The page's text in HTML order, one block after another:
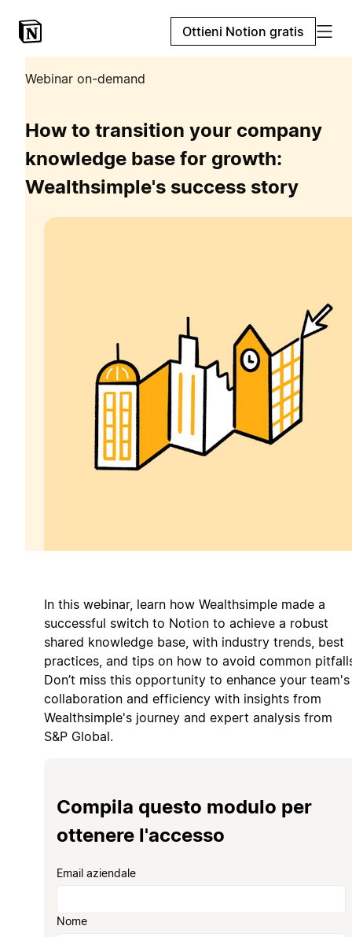
Ottieni Notion gratis
Webinar on-demand
How to transition your company
knowledge base for growth:
Wealthsimple's success story
In this webinar, learn how Wealthsimple made a
successful switch to Notion to achieve a robust
shared knowledge base, with industry trends, best
practices, and tips on how to avoid common
Don’t miss this opportunity to enhance your team's
collaboration and efficiency with insights from
Wealthsimple's journey and expert analysis from
S&P Global.
Compila questo modulo per
ottenere l'accesso
Email aziendale
Nome